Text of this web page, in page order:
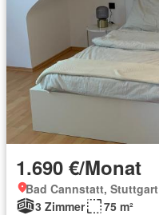
1.690 €/Monat
Bad Cannstatt, Stuttgart
3 Zimmer
75 m²